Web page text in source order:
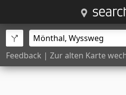
Feedback | Zur alten Karte